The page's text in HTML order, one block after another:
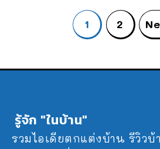
1 2
รู้จัก "ในบ้าน"
รวมไอเดียตกแต่งบ้าน รีวิว